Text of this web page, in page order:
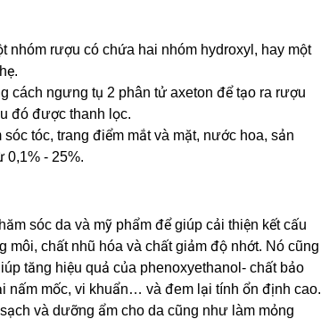
nhóm rượu có chứa hai nhóm hydroxyl, hay một
cách ngưng tụ 2 phân tử axeton để tạo ra rượu
đó được thanh lọc.
tóc, trang điểm mắt và mặt, nước hoa, sản
0,1% - 25%.
sóc da và mỹ phẩm để giúp cải thiện kết cấu
chất nhũ hóa và chất giảm độ nhớt. Nó cũng
tăng hiệu quả của phenoxyethanol- chất bảo
nấm mốc, vi khuẩn… và đem lại tính ổn định cao.
và dưỡng ẩm cho da cũng như làm mỏng